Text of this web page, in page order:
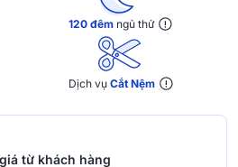
120 đêm ngủ thử
Dịch vụ Cắt Nệm
từ khách hàng